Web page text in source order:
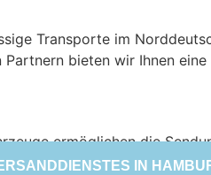
Transporte im
bieten wir Ihnen eine
IN